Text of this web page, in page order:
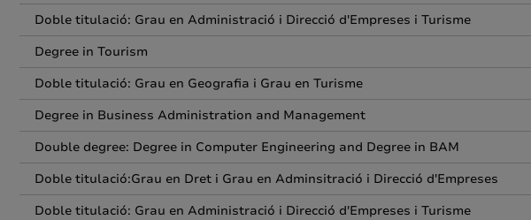
Doble titulació: Grau en Administració i Direcció d'Empreses i Turisme
Degree in Tourism
Doble titulació: Grau en Geografia i Grau en Turisme
Degree in Business Administration and Management
Double degree: Degree in Computer Engineering and Degree in BAM
Doble titulació:Grau en Dret i Grau en Adminsitració i Direcció d'Empreses
Doble titulació: Grau en Administració i Direcció d'Empreses i Turisme